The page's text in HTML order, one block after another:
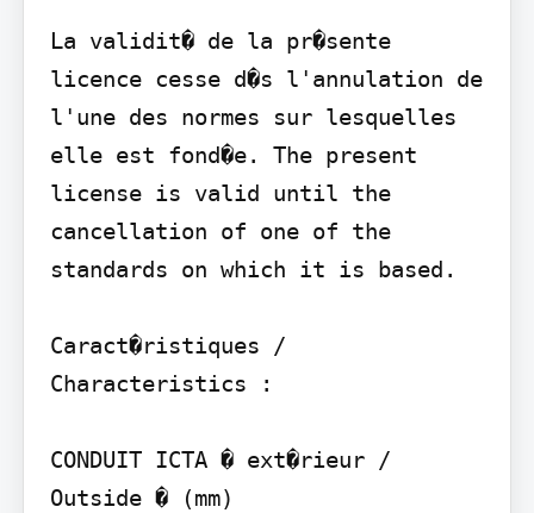
La validit� de la pr�sente
licence cesse d�s l'annulation de
l'une des normes sur lesquelles
elle est fond�e. The present
license is valid until the
cancellation of one of the
standards on which it is based.
Caract�ristiques /
Characteristics :
CONDUIT ICTA � ext�rieur /
Outside � (mm)